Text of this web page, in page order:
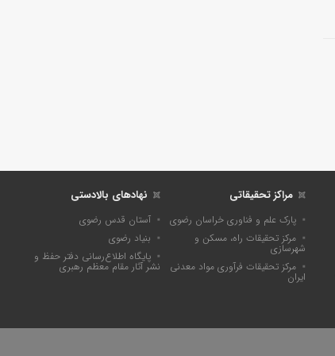
مراکز تحقیقاتی
پارک علم و فناوری خراسان رضوی
مرکز تحقیقات راه، مسکن و
شهرسازی
مرکز تحقیقات فرآوری مواد معدنی
ایران
نهادهای بالادستی
آستان قدس رضوی
بنیاد رضوی
پايگاه اطلاع‌رسانی دفتر حفظ و
نشر آثار مقام معظم رهبری